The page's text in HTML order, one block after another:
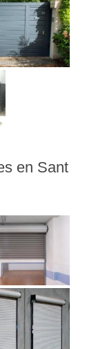
en Sant